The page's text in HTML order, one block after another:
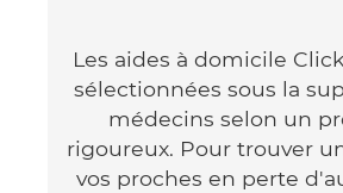
Les aides à domicile
sélectionnées sous la
médecins selon un
rigoureux. Pour trouver
vos proches en perte